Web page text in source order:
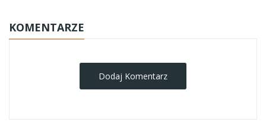
KOMENTARZE
Dodaj Komentarz